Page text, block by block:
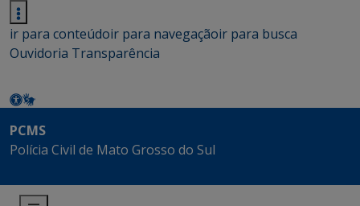
ir para conteúdoir para navegaçãoir para busca
Ouvidoria Transparência
PCMS
Polícia Civil de Mato Grosso do Sul